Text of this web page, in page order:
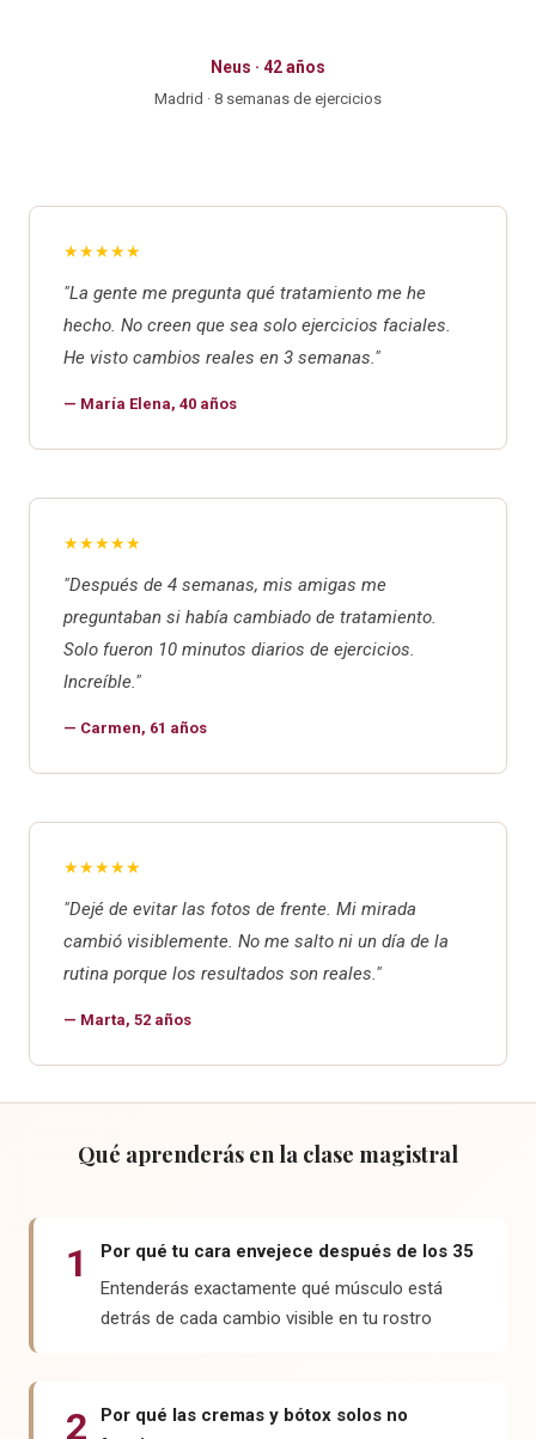
Neus · 42 años
Madrid · 8 semanas de ejercicios
★★★★★
"La gente me pregunta qué tratamiento me he
hecho. No creen que sea solo ejercicios faciales.
He visto cambios reales en 3 semanas."
— María Elena, 40 años
★★★★★
"Después de 4 semanas, mis amigas me
preguntaban si había cambiado de tratamiento.
Solo fueron 10 minutos diarios de ejercicios.
Increíble."
— Carmen, 61 años
★★★★★
"Dejé de evitar las fotos de frente. Mi mirada
cambió visiblemente. No me salto ni un día de la
rutina porque los resultados son reales."
— Marta, 52 años
Qué aprenderás en la clase magistral
1
Por qué tu cara envejece después de los 35
Entenderás exactamente qué músculo está
detrás de cada cambio visible en tu rostro
2
Por qué las cremas y bótox solos no